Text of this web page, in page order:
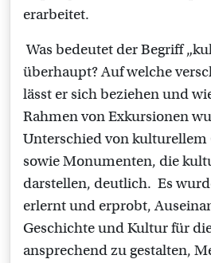
erarbeitet.
Was bedeutet der Begriff
überhaupt? Auf welche
lässt er sich beziehen und
Rahmen von Exkursionen
Unterschied von kulturellem
sowie Monumenten, die
darstellen, deutlich. Es
erlernt und erprobt,
Geschichte und Kultur für
ansprechend zu gestalten,